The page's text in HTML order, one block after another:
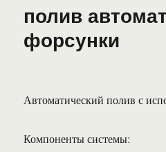
полив
форсунки
Автоматический полив с
Компоненты системы: